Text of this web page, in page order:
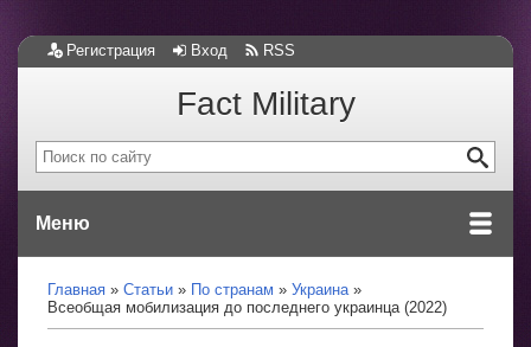
Регистрация Вход RSS
Fact Military
Меню
Главная Статьи По странам
Украина
Всеобщая мобилизация до последнего украинца (2022)